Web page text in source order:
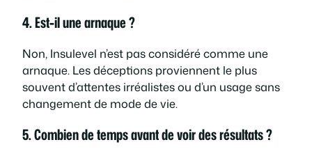
4. Est-il une arnaque ?
Non, Insulevel n’est pas considéré comme une
arnaque. Les déceptions proviennent le plus
souvent d’attentes irréalistes ou d’un usage sans
changement de mode de vie.
5. Combien de temps avant de voir des résultats ?